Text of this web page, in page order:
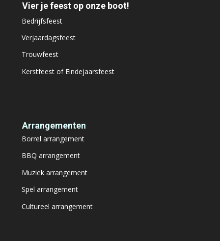
Vier je feest op onze boot!
Bedrijfsfeest
Verjaardagsfeest
Trouwfeest
Kerstfeest of Eindejaarsfeest
Arrangementen
Borrel arrangement
BBQ arrangement
Muziek arrangement
Spel arrangement
Cultureel arrangement